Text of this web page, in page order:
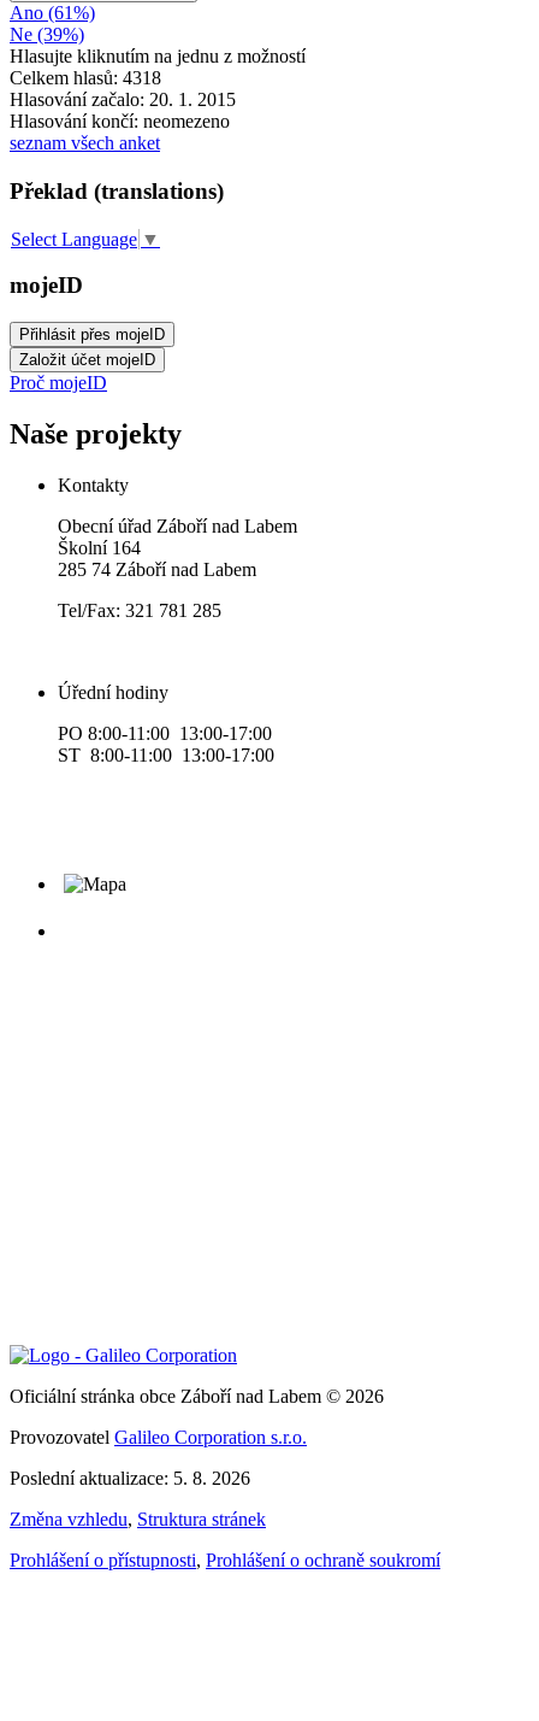
Ano (61%)
Ne (39%)
Hlasujte kliknutím na jednu z možností
Celkem hlasů: 4318
Hlasování začalo: 20. 1. 2015
Hlasování končí: neomezeno
seznam všech anket
Překlad (translations)
Select Language ▼
mojeID
Proč mojeID
Naše projekty
Kontakty
Obecní úřad Záboří nad Labem
Školní 164
285 74 Záboří nad Labem
Tel/Fax: 321 781 285
Úřední hodiny
PO 8:00-11:00 13:00-17:00
ST 8:00-11:00 13:00-17:00
Oficiální stránka obce Záboří nad Labem © 2026
Provozovatel Galileo Corporation s.r.o.
Poslední aktualizace: 5. 8. 2026
Změna vzhledu, Struktura stránek
Prohlášení o přístupnosti, Prohlášení o ochraně soukromí